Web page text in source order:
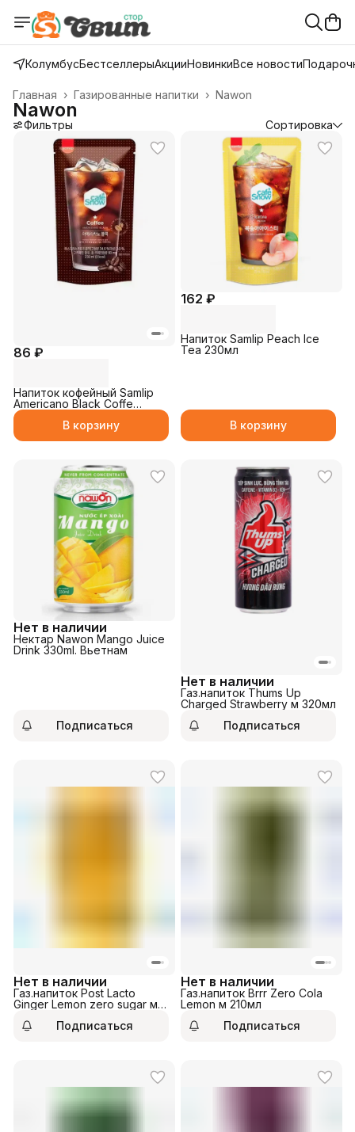
КолумбусБестселлерыАкцииНовинкиВсе новости
Nawon
Газированные напитки ›
Главная ›
Nawon
Фильтры Сортировка
86 ₽
Напиток кофейный Samlip
Americano Black Coffe
230мл
В корзину
162 ₽
Напиток Samlip Peach Ice
Tea 230мл
В корзину
Нет в наличии
Нектар Nawon Mango Juice
Drink 330ml. Вьетнам
Подписаться
Нет в наличии
Газ.напиток Thums Up
Charged Strawberry м 320мл
Подписаться
Нет в наличии
Газ.напиток Post Lacto
Ginger Lemon zero sugar м
Подписаться
Нет в наличии
Газ.напиток Brrr Zero Cola
Lemon м 210мл
Подписаться